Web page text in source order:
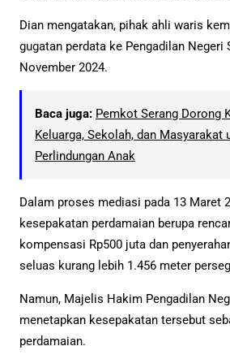
Dian mengatakan, pihak ahli waris
gugatan perdata ke Pengadilan Negeri
November 2024.
Baca juga: Pemkot Serang Dorong
Keluarga, Sekolah, dan Masyarakat
Perlindungan Anak
Dalam proses mediasi pada 13 Maret
kesepakatan perdamaian berupa
kompensasi Rp500 juta dan
seluas kurang lebih 1.456 meter
Namun, Majelis Hakim Pengadilan
menetapkan kesepakatan tersebut
perdamaian.